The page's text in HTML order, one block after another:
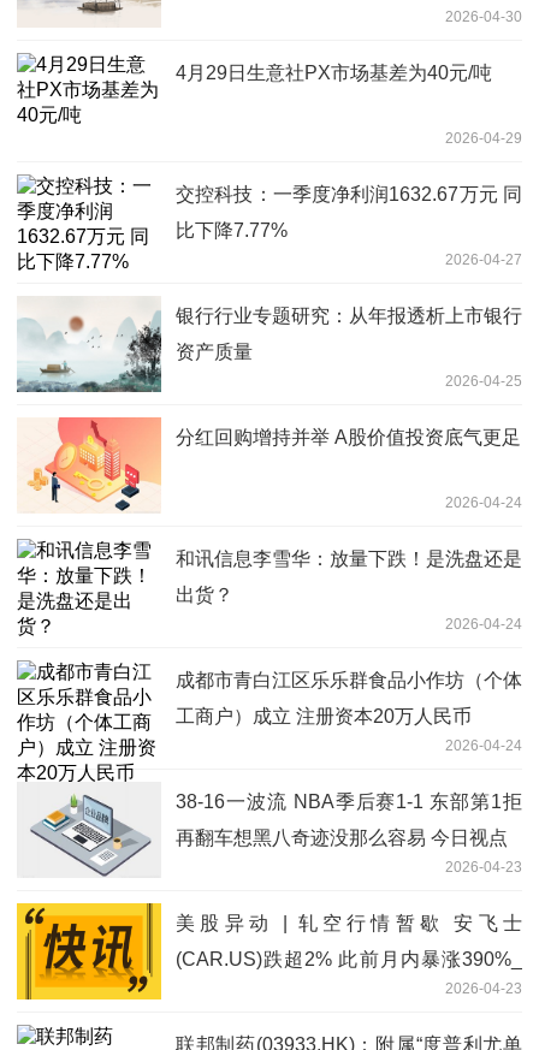
2026-04-30
4月29日生意社PX市场基差为40元/吨
2026-04-29
交控科技：一季度净利润1632.67万元 同
比下降7.77%
2026-04-27
银行行业专题研究：从年报透析上市银行
资产质量
2026-04-25
分红回购增持并举 A股价值投资底气更足
2026-04-24
和讯信息李雪华：放量下跌！是洗盘还是
出货？
2026-04-24
成都市青白江区乐乐群食品小作坊（个体
工商户）成立 注册资本20万人民币
2026-04-24
38-16一波流 NBA季后赛1-1 东部第1拒
再翻车想黑八奇迹没那么容易 今日视点
2026-04-23
美股异动 | 轧空行情暂歇 安飞士
(CAR.US)跌超2% 此前月内暴涨390%_
2026-04-23
联邦制药(03933.HK)：附属“度普利尤单